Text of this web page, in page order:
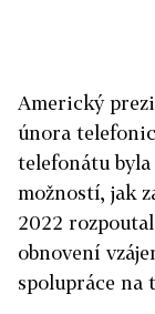
Americký
února
telefonátu
možností, jak
2022
obnovení
spolupráce na